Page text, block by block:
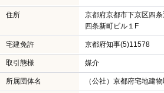
住所
京都府京都市下京区四
四条新町ビル１F
宅建免許 京都府知事(5)11578
取引態様 媒介
所属団体名 （公社）京都府宅地建